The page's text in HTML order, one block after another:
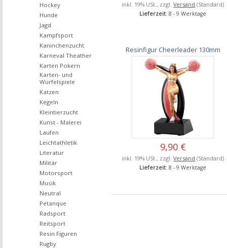
inkl. 19% USt., zzgl.Versand (Standard)
Lieferzeit: 8 - 9 Werktage
Resinfigur Cheerleader 130mm
9,90 €
inkl. 19% USt., zzgl.Versand (Standard)
Lieferzeit: 8 - 9 Werktage
Hockey
Hunde
Jagd
Kampfsport
Kaninchenzucht
Karneval Theather
Karten Pokern
Karten- und
Würfelspiele
Katzen
Kegeln
Kleintierzucht
Kunst - Malerei
Laufen
Leichtathletik
Literatur
Militär
Motorsport
Musik
Neutral
Petanque
Radsport
Reitsport
Resin Figuren
Rugby